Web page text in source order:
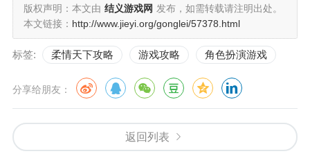
版权声明：本文由 结义游戏网 发布，如需转载请注明出处。
本文链接： http://www.jieyi.org/gonglei/57378.html
标签: 柔情天下攻略 游戏攻略 角色扮演游戏
分享给朋友：
返回列表